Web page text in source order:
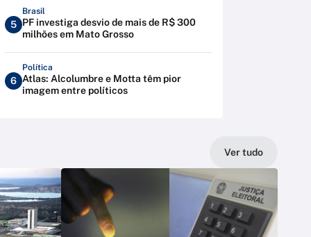
5
Brasil
PF investiga desvio de mais de R$ 300
milhões em Mato Grosso
6
Política
Atlas: Alcolumbre e Motta têm pior
imagem entre políticos
Ver tudo